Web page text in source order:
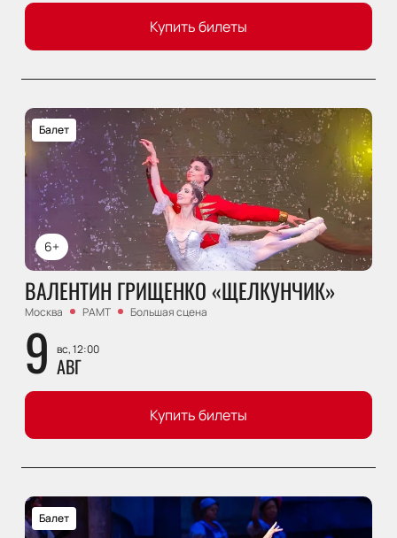
Купить билеты
6+
Балет
ВАЛЕНТИН ГРИЩЕНКО «ЩЕЛКУНЧИК»
Москва РАМТ Большая сцена
9 вс, 12:00
АВГ
Купить билеты
Балет